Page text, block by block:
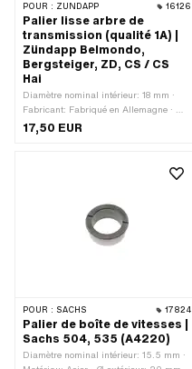
POUR : ZÜNDAPP 16126
Palier lisse arbre de
transmission (qualité 1A) |
Zündapp Belmondo,
Bergsteiger, ZD, CS / CS
Hai
Diamètre nominal intérieur: 18 mm ·
Fabricant: Fabriqué en Allemagne · Ø
extérieur: 23.27 mm · Ø intérieur: 18.1
mm · Ø collerette: 26 mm · Hauteur
17,50 EUR
POUR : SACHS 17824
Palier de boîte de vitesses |
Sachs 504, 535 (A4220)
Diamètre nominal intérieur: 15.5 mm ·